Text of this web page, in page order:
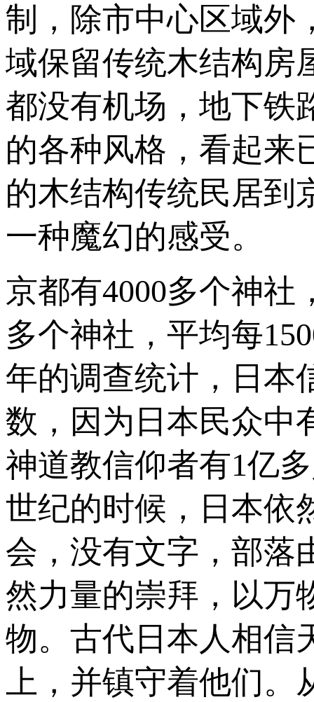
制，除市中心区域外
域保留传统木结构房
都没有机场，地下铁
的各种风格，看起来
的木结构传统民居到
一种魔幻的感受。
京都有4000多个神社
多个神社，平均每
年的调查统计，日本
数，因为日本民众中
神道教信仰者有1亿
世纪的时候，日本依
会，没有文字，部落
然力量的崇拜，以万
物。古代日本人相信
上，并镇守着他们